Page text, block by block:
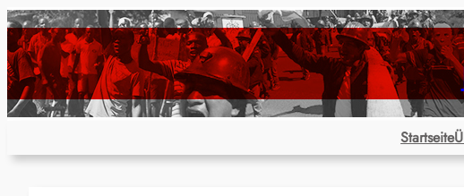
Zum
Inhalt
springen
Startseite